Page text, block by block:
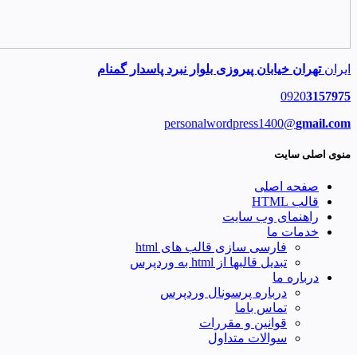
ایرانتهران خیابان پیروزی بلوار نبرد پاسدار گمنام
09203157975
personalwordpress1400@gmail.com
منوی اصلی سایت
صفحه اصلی
قالب HTML
راهنمای وب سایت
خدمات ما
فارسی سازی قالب های html
تبدیل قالبها از html به وردپرس
درباره ما
درباره پرسونال وردپرس
تماس باما
قوانین و مقررات
سوالات متداول